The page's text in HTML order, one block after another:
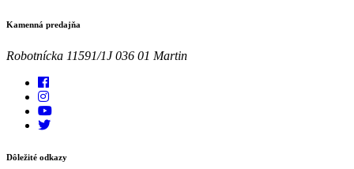
Kamenná predajňa
Robotnícka 11591/1J 036 01 Martin
Dôležité odkazy